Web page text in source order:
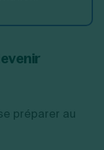
préparer au